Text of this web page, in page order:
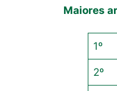
Maiores
1º
2º